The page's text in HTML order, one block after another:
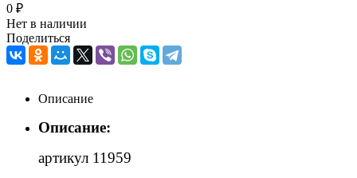
0 ₽
Нет в наличии
Поделиться
Описание
Описание:
артикул 11959